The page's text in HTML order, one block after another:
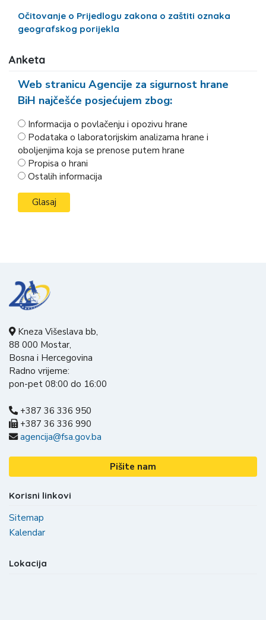
Očitovanje o Prijedlogu zakona o zaštiti oznaka
geografskog porijekla
Anketa
Web stranicu Agencije za sigurnost hrane
BiH najčešće posjećujem zbog:
Informacija o povlačenju i opozivu hrane
Podataka o laboratorijskim analizama hrane i
oboljenjima koja se prenose putem hrane
Propisa o hrani
Ostalih informacija
Kneza Višeslava bb,
88 000 Mostar,
Bosna i Hercegovina
Radno vrijeme:
pon-pet 08:00 do 16:00
+387 36 336 950
+387 36 336 990
agencija@fsa.gov.ba
Pišite nam
Korisni linkovi
Sitemap
Kalendar
Lokacija